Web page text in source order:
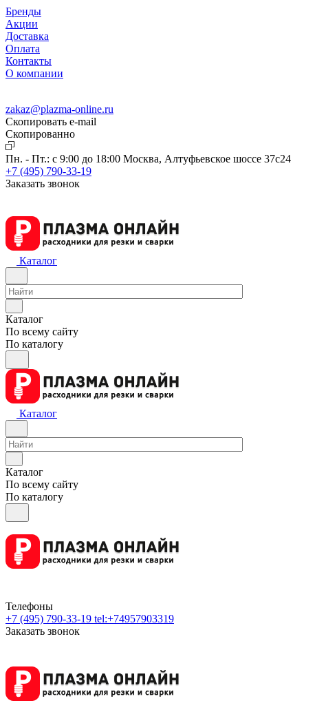
Бренды
Акции
Доставка
Оплата
Контакты
О компании
zakaz@plazma-online.ru
Скопировать e-mail
Cкопированно
Пн. - Пт.: с 9:00 до 18:00 Москва, Алтуфьевское шоссе 37с24
+7 (495) 790-33-19
Заказать звонок
Каталог
Каталог
По всему сайту
По каталогу
Каталог
Каталог
По всему сайту
По каталогу
Телефоны
+7 (495) 790-33-19 tel:+74957903319
Заказать звонок